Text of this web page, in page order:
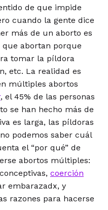
de que impide
cuando la gente dice
más de un aborto es
que abortan porque
tomar la píldora
etc. La realidad es
múltiples abortos
, el 45% de las personas
se han hecho más de
es larga, las píldoras
podemos saber cuál
el “por qué” de
abortos múltiples:
coerción
embarazadx, y
razones para hacerse